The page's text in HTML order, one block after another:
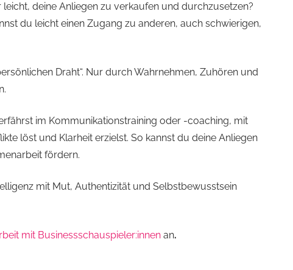
deine Anliegen zu verkaufen und durchzusetzen?
du leicht einen Zugang zu anderen, auch schwierigen,
Draht“. Nur durch Wahrnehmen, Zuhören und
im Kommunikationstraining oder -coaching, mit
löst und Klarheit erzielst. So kannst du deine Anliegen
fördern.
mit Mut, Authentizität und Selbstbewusstsein
mit Businessschauspieler:innen an.